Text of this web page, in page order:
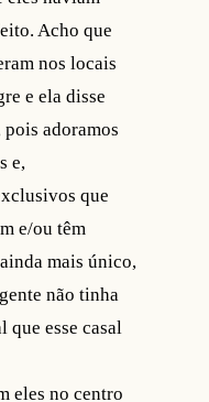
Acho que
nos locais
e ela disse
pois adoramos
e,
que
e/ou têm
mais único,
não tinha
que esse casal
eles no centro